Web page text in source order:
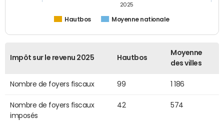
Hautbos Moyenne nationale
2025
Impôt sur le revenu 2025 Hautbos
Moyenne
des villes
Nombre de foyers fiscaux 99 1 186
Nombre de foyers fiscaux
imposés
42 574